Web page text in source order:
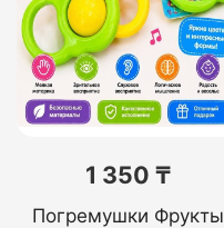
1 350 ₸
Погремушки Фрукты